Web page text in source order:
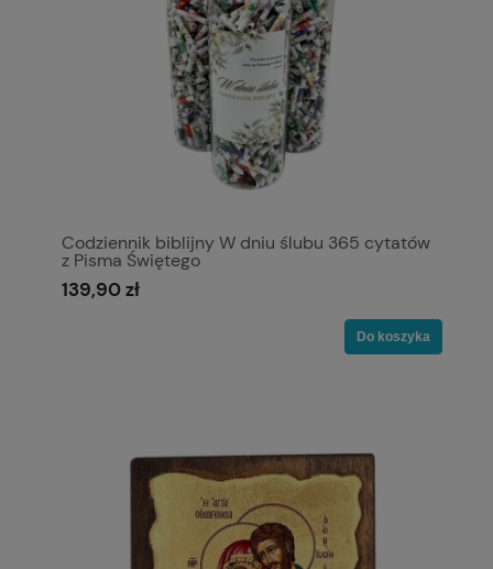
Codziennik biblijny W dniu ślubu 365 cytatów
z Pisma Świętego
139,90 zł
Do koszyka